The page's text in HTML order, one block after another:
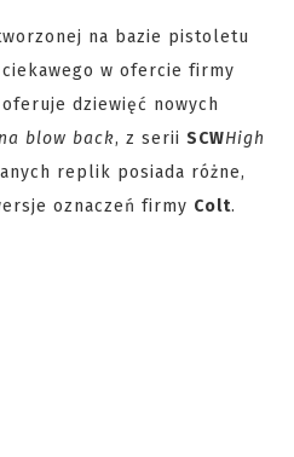
na bazie pistoletu
w ofercie firmy
dziewięć nowych
blow back, z serii SCWHigh
replik posiada różne,
oznaczeń firmy Colt.